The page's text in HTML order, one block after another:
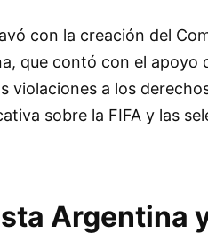
con la creación del
que contó con el apoyo
violaciones a los
sobre la FIFA y las
Argentina